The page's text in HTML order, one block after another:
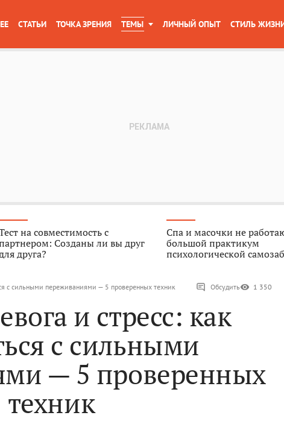
СТАТЬИ ТОЧКА ЗРЕНИЯ ТЕМЫ ЛИЧНЫЙ ОПЫТ СТИЛЬ
на совместимость с
Созданы ли вы друг
друга?
Спа и масочки не
большой практикум
психологической
с сильными переживаниями — 5 проверенных техник Обсудить 1 350
и стресс: как
с сильными
— 5 проверенных
техник